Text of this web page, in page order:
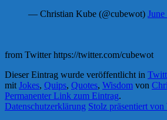
— Christian Kube (@cubewot)
from Twitter https://twitter.com/cubewot
Dieser Eintrag wurde veröffentlicht in
mitJokes, Quips, Quotes, Wisdom von
Permanenter Link zum Eintrag.
Datenschutzerklärung Stolz präsentiert von